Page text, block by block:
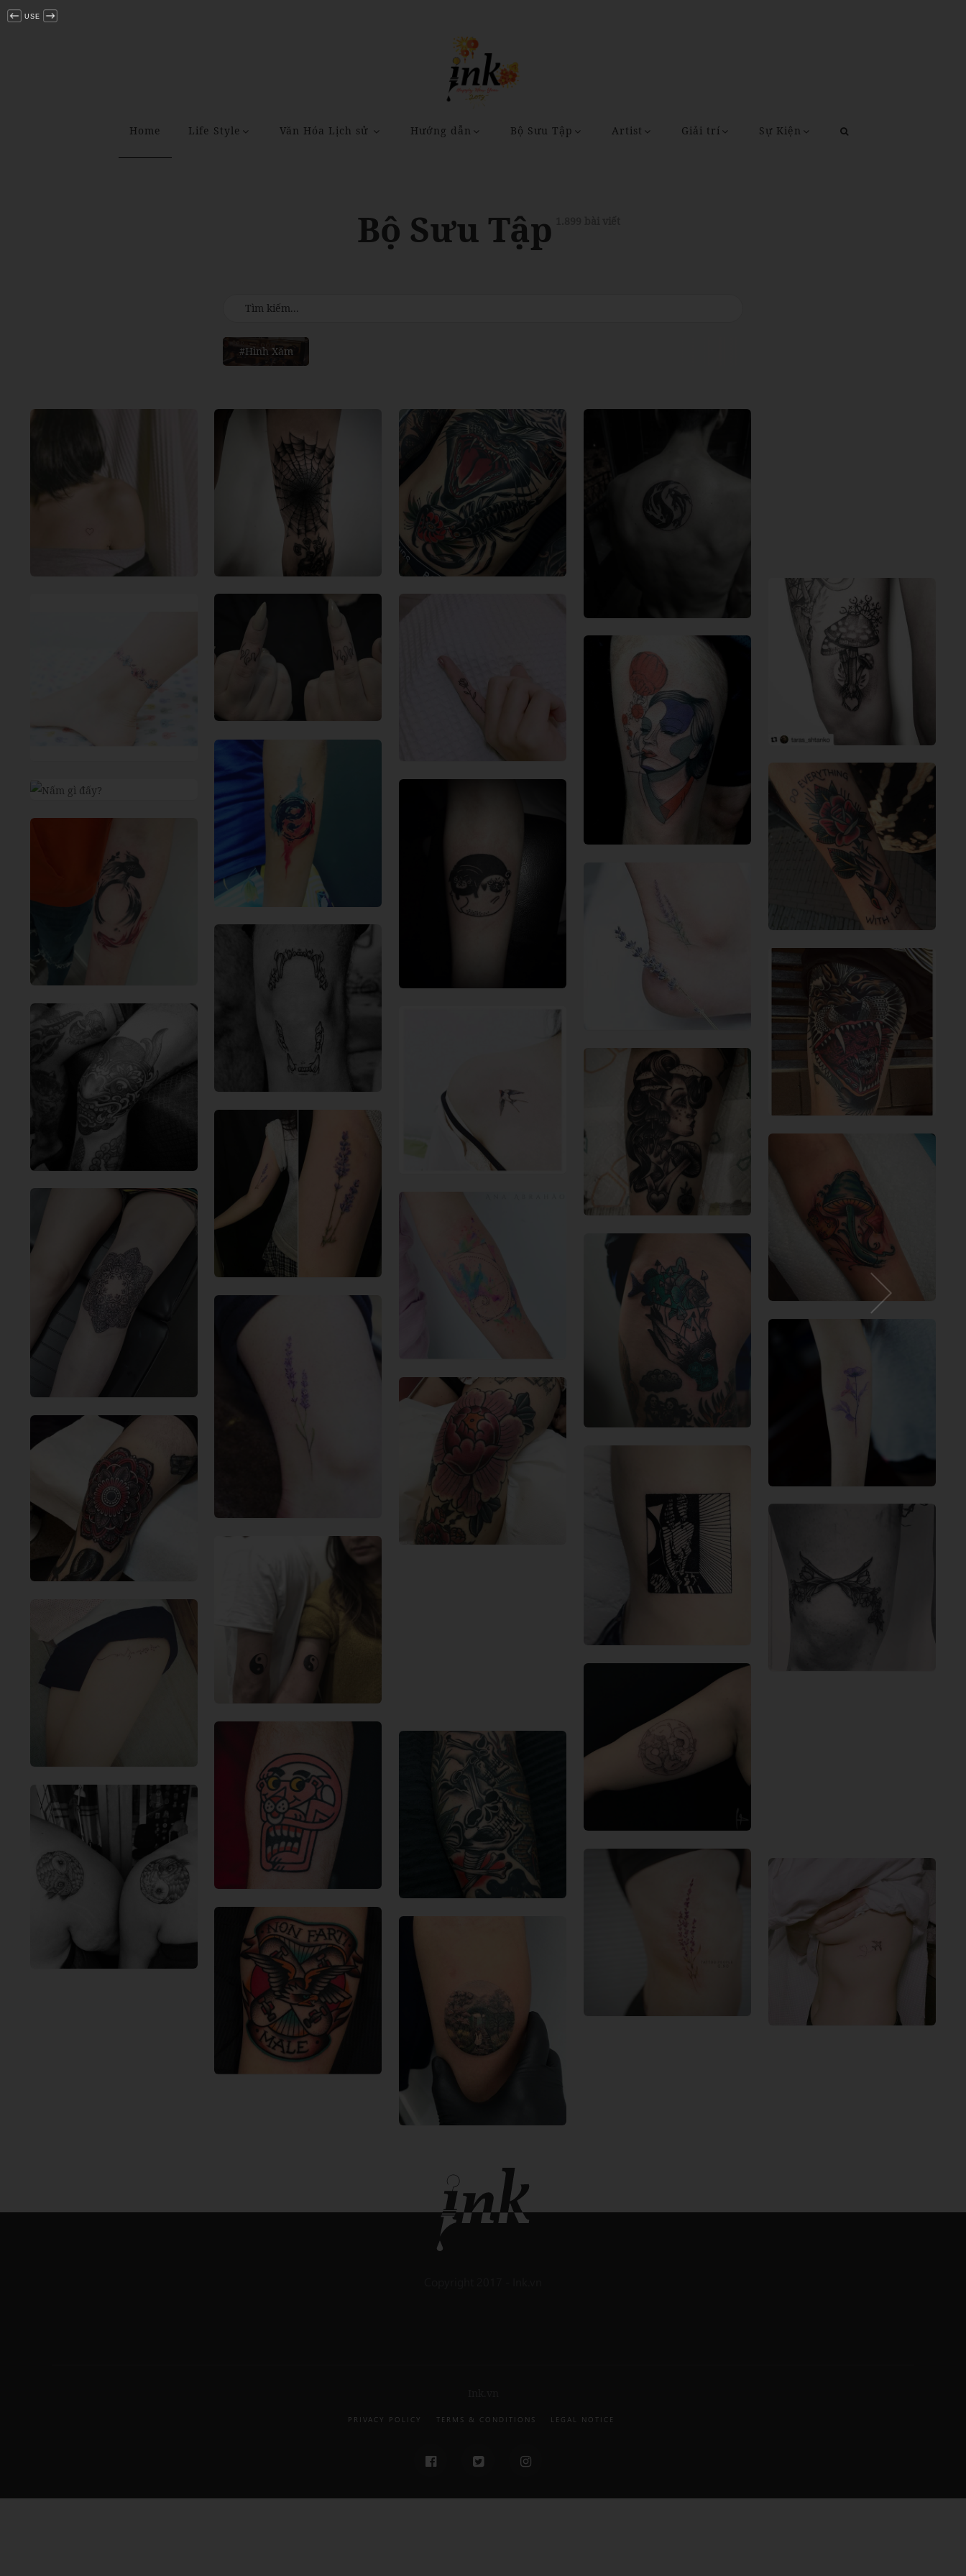
Home Life Style Văn Hóa Lịch sử Hướng dẫn Bộ Sưu Tập Artist Giải trí Sự Kiện
Bộ Sưu Tập
#Hình Xăm
PRIVACY POLICY TERMS & CONDITIONS LEGAL NOTICE
USE